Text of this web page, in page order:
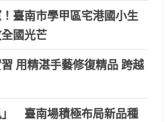
臺南市學甲區宅港國小生
國光芒
用精湛手藝修復精品 跨越
臺南場積極布局新品種